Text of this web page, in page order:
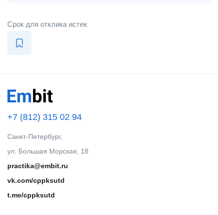
Срок для отклика истек
+7 (812) 315 02 94
Санкт-Петербург,
ул. Большая Морская, 18
practika@embit.ru
vk.com/cppksutd
t.me/cppksutd